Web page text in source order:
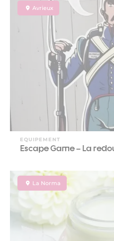
Avrieux
EQUIPEMENT
Escape Game – La
La Norma